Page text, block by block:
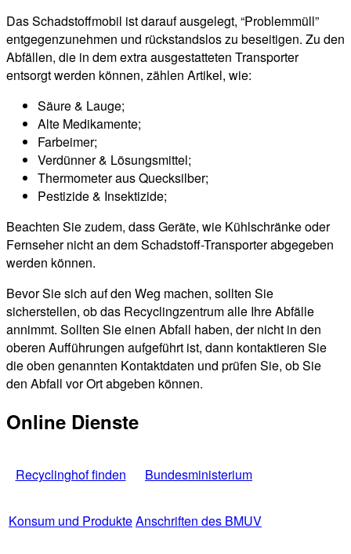
Das Schadstoffmobil ist darauf ausgelegt, “Problemmüll”
entgegenzunehmen und rückstandslos zu beseitigen. Zu den
Abfällen, die in dem extra ausgestatteten Transporter
entsorgt werden können, zählen Artikel, wie:
Säure & Lauge;
Alte Medikamente;
Farbeimer;
Verdünner & Lösungsmittel;
Thermometer aus Quecksilber;
Pestizide & Insektizide;
Beachten Sie zudem, dass Geräte, wie Kühlschränke oder
Fernseher nicht an dem Schadstoff-Transporter abgegeben
werden können.
Bevor Sie sich auf den Weg machen, sollten Sie
sicherstellen, ob das Recyclingzentrum alle Ihre Abfälle
annimmt. Sollten Sie einen Abfall haben, der nicht in den
oberen Aufführungen aufgeführt ist, dann kontaktieren Sie
die oben genannten Kontaktdaten und prüfen Sie, ob Sie
den Abfall vor Ort abgeben können.
Online Dienste
Recyclinghof finden Bundesministerium
Konsum und ProdukteAnschriften des BMUV